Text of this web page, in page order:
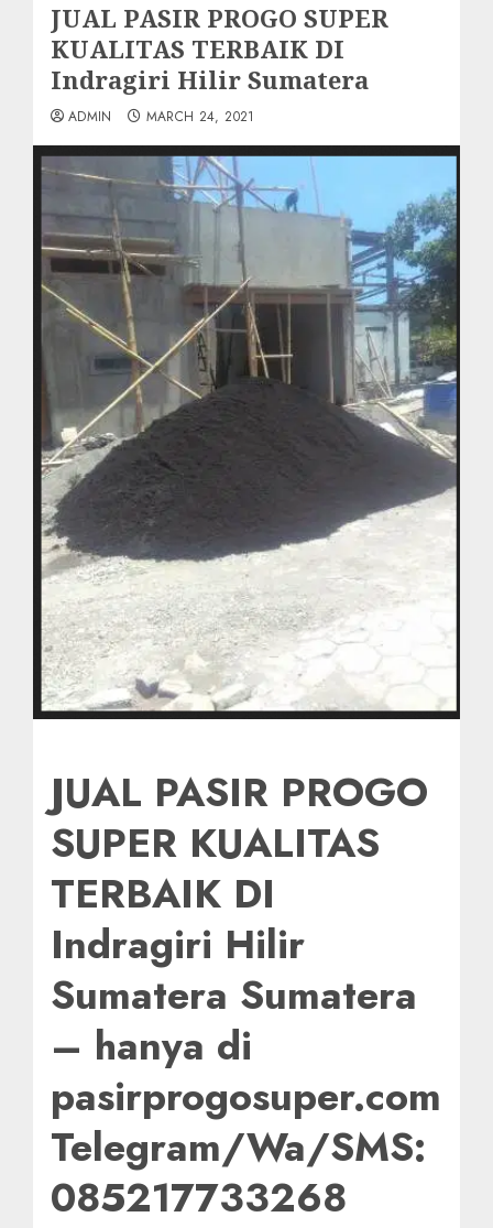
JUAL PASIR PROGO SUPER
KUALITAS TERBAIK DI
Indragiri Hilir Sumatera
ADMIN MARCH 24, 2021
JUAL PASIR PROGO
SUPER KUALITAS
TERBAIK DI
Indragiri Hilir
Sumatera Sumatera
– hanya di
pasirprogosuper.com
Telegram/Wa/SMS:
085217733268